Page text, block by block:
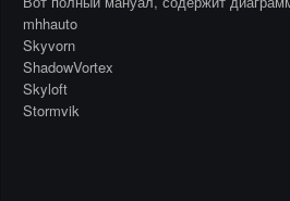
mhhauto
Skyvorn
ShadowVortex
Skyloft
Stormvik